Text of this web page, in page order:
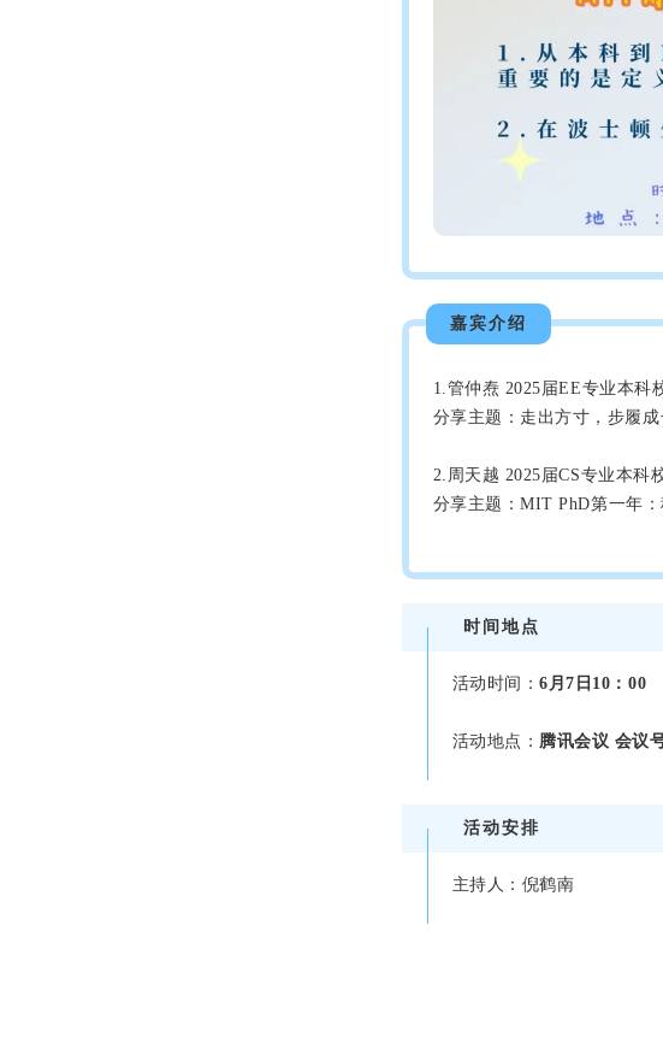
嘉宾介绍
1.管仲焘 2025届EE专业本科
分享主题：走出方寸，步履成
2.周天越 2025届CS专业本科
分享主题：MIT PhD第一年
时间地点
活动时间：6月7日10：00
活动地点： 腾讯会议 会议
活动安排
主持人：倪鹤南